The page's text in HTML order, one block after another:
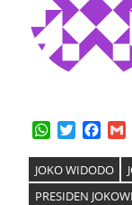
WhatsApp
Twitter
JOKO WIDODO
PRESIDEN JOKOWI